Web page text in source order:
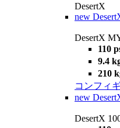
DesertX
new
DesertX
110
9.4
210
コンフィ
new
DesertX